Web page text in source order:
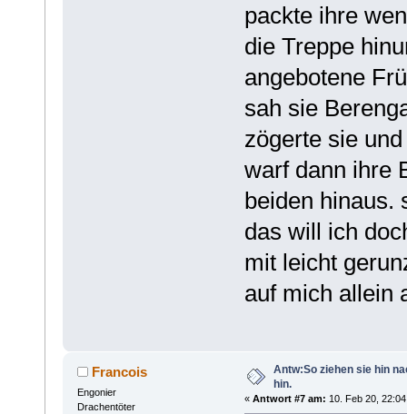
packte ihre
die Treppe
angebotene
sah sie
zögerte sie
warf dann ihre
beiden hinaus.
das will ich
mit leicht
auf mich allein
Francois
Engonier
Drachentöter
Antw:So ziehen sie hin
hin.
« Antwort #7 am: 10. Feb 20,